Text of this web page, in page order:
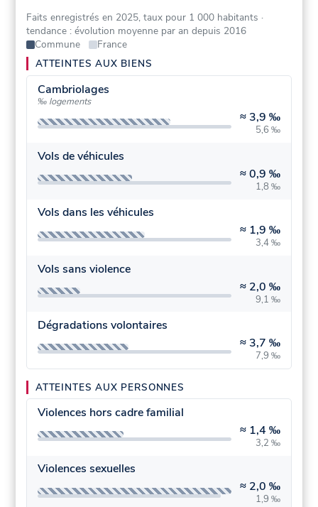
Faits enregistrés en 2025, taux pour 1 000 habitants ·
tendance : évolution moyenne par an depuis 2016
Commune
France
ATTEINTES AUX BIENS
Cambriolages
‰ logements
≈ 3,9 ‰
5,6 ‰
Vols de véhicules
≈0,9 ‰
1,8 ‰
Vols dans les véhicules
≈ 1,9 ‰
3,4 ‰
Vols sans violence
≈ 2,0 ‰
9,1 ‰
Dégradations volontaires
≈ 3,7 ‰
7,9 ‰
ATTEINTES AUX PERSONNES
Violences hors cadre familial
≈ 1,4 ‰
3,2 ‰
Violences sexuelles
≈ 2,0 ‰
1,9 ‰